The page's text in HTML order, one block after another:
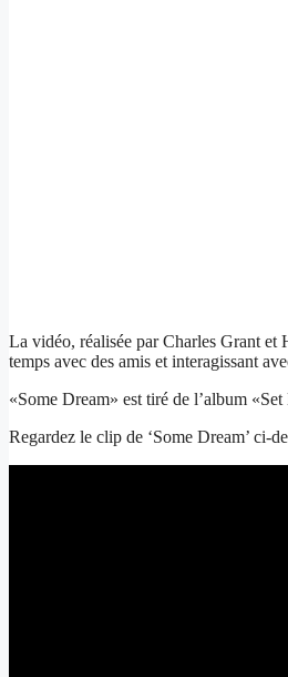
La vidéo, réalisée par Charles Grant
temps avec des amis et interagissant
«Some Dream» est tiré de l’album
Regardez le clip de ‘Some Dream’ ci-